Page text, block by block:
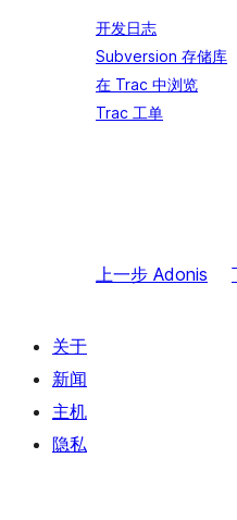
开发日志
Subversion 存储库
在 Trac 中浏览
Trac 工单
上一步 Adonis
关于
新闻
主机
隐私